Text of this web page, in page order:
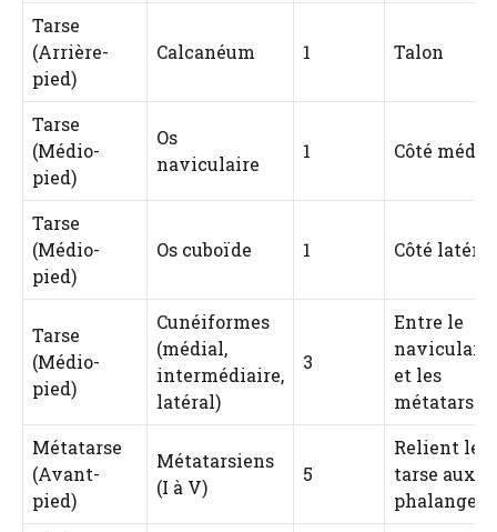
Tarse
(Arrière-
pied)
Calcanéum 1 Talon
Tarse
(Médio-
pied)
Os
naviculaire
1 Côté
Tarse
(Médio-
pied)
Os cuboïde 1 Côté latéral
Tarse
(Médio-
pied)
Cunéiformes
(médial,
intermédiaire,
latéral)
3
Entre le
naviculaire
et les
Métatarse
(Avant-
pied)
Métatarsiens
(I à V)
5
Relient le
tarse aux
phalanges